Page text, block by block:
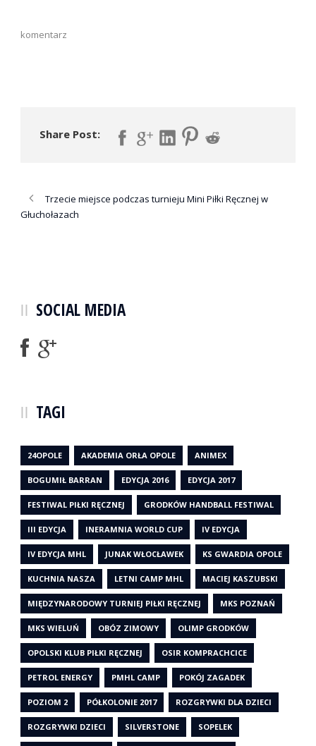
komentarz
Share Post:
Trzecie miejsce podczas turnieju Mini Piłki Ręcznej w
Głuchołazach
SOCIAL MEDIA
TAGI
24OPOLE AKADEMIA ORŁA OPOLE ANIMEX
BOGUMIŁ BARRAN EDYCJA 2016 EDYCJA 2017
FESTIWAL PIŁKI RĘCZNEJ GRODKÓW HANDBALL FESTIWAL
III EDYCJA INERAMNIA WORLD CUP IV EDYCJA
IV EDYCJA MHL JUNAK WŁOCŁAWEK KS GWARDIA OPOLE
KUCHNIA NASZA LETNI CAMP MHL MACIEJ KASZUBSKI
MIĘDZYNARODOWY TURNIEJ PIŁKI RĘCZNEJ MKS POZNAŃ
MKS WIELUŃ OBÓZ ZIMOWY OLIMP GRODKÓW
OPOLSKI KLUB PIŁKI RĘCZNEJ OSIR KOMPRACHCICE
PETROL ENERGY PMHL CAMP POKÓJ ZAGADEK
POZIOM 2 PÓŁKOLONIE 2017 ROZGRYWKI DLA DZIECI
ROZGRYWKI DZIECI SILVERSTONE SOPELEK